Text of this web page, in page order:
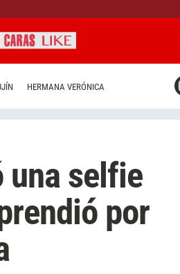
HERMANA VERÓNICA
una selfie
por